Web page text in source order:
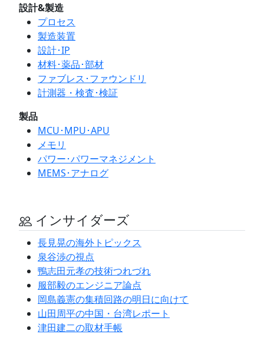
設計&製造
プロセス
製造装置
設計･IP
材料･薬品･部材
ファブレス･ファウンドリ
計測器・検査･検証
製品
MCU･MPU･APU
メモリ
パワー･パワーマネジメント
MEMS･アナログ
インサイダーズ
長見晃の海外トピックス
泉谷渉の視点
鴨志田元孝の技術つれづれ
服部毅のエンジニア論点
岡島義憲の集積回路の明日に向けて
山田周平の中国・台湾レポート
津田建二の取材手帳